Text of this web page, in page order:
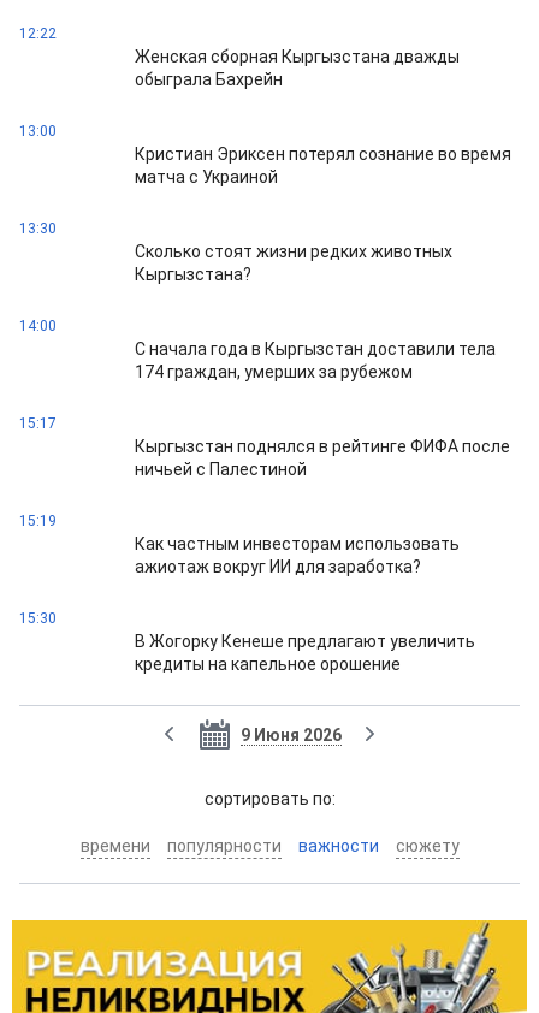
12:22
Женская сборная Кыргызстана дважды
обыграла Бахрейн
13:00
Кристиан Эриксен потерял сознание во время
матча с Украиной
13:30
Сколько стоят жизни редких животных
Кыргызстана?
14:00
С начала года в Кыргызстан доставили тела
174 граждан, умерших за рубежом
15:17
Кыргызстан поднялся в рейтинге ФИФА после
ничьей с Палестиной
15:19
Как частным инвесторам использовать
ажиотаж вокруг ИИ для заработка?
15:30
В Жогорку Кенеше предлагают увеличить
кредиты на капельное орошение
9 Июня 2026
cортировать по:
времени популярности важности сюжету